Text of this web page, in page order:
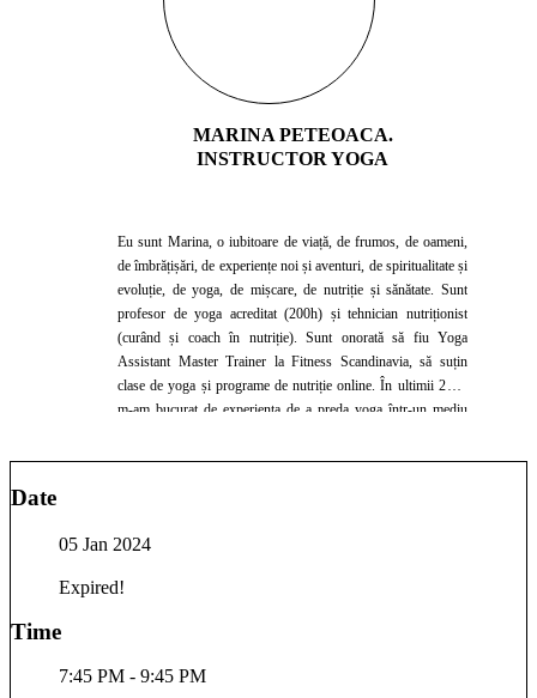
MARINA PETEOACA.
INSTRUCTOR YOGA
Eu sunt Marina, o iubitoare de viață, de frumos, de oameni,
de îmbrățișări, de experiențe noi și aventuri, de spiritualitate și
evoluție, de yoga, de mișcare, de nutriție și sănătate. Sunt
profesor de yoga acreditat (200h) și tehnician nutriționist
(curând și coach în nutriție). Sunt onorată să fiu Yoga
Assistant Master Trainer la Fitness Scandinavia, să suțin
clase de yoga și programe de nutriție online. În ultimii 2 ani
m-am bucurat de experiența de a preda yoga într-un mediu
de a preda în cadrul unui festival de yoga în Grecia. A deveni
deveni mai bună la a trăi, pur și simplu, astfel încât să pot
oferi mai departe din energia și cunpștințele mele celor din jur.
creator al propriei vieți. Stilul meu de yoga este unul holistic,
Date
05 Jan 2024
Expired!
Time
7:45 PM - 9:45 PM